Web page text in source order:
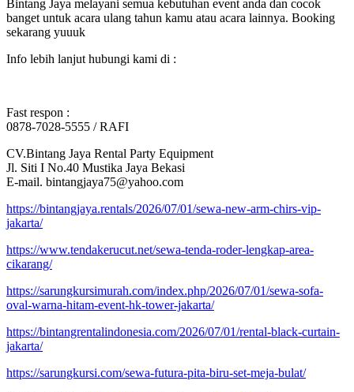
Bintang Jaya melayani semua kebutuhan event anda dan cocok
banget untuk acara ulang tahun kamu atau acara lainnya. Booking
sekarang yuuuk
Info lebih lanjut hubungi kami di :
Fast respon :
0878-7028-5555 / RAFI
CV.Bintang Jaya Rental Party Equipment
Jl. Siti I No.40 Mustika Jaya Bekasi
E-mail. bintangjaya75@yahoo.com
https://bintangjaya.rentals/2026/07/01/sewa-new-arm-chirs-vip-
jakarta/
https://www.tendakerucut.net/sewa-tenda-roder-lengkap-area-
cikarang/
https://sarungkursimurah.com/index.php/2026/07/01/sewa-sofa-
oval-warna-hitam-event-hk-tower-jakarta/
https://bintangrentalindonesia.com/2026/07/01/rental-black-curtain-
jakarta/
https://sarungkursi.com/sewa-futura-pita-biru-set-meja-bulat/